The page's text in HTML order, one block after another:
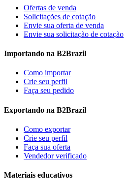
Ofertas de venda
Solicitações de cotação
Envie sua oferta de venda
Envie sua solicitação de cotação
Importando na B2Brazil
Como importar
Crie seu perfil
Faça seu pedido
Exportando na B2Brazil
Como exportar
Crie seu perfil
Faça sua oferta
Vendedor verificado
Materiais educativos